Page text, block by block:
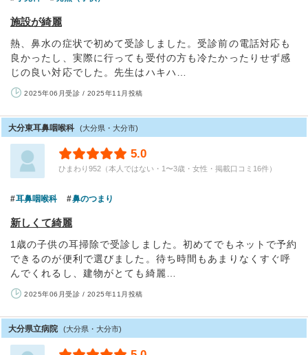
施設が綺麗
熱、鼻水の症状で初めて受診しました。受診前の電話対応も
良かったし、実際に行っても受付の方も冷たかったりせず感
じの良い対応でした。先生はハキハ…
2025年06月受診 / 2025年11月投稿
大分東耳鼻咽喉科 (大分県・大分市)
5.0
ひまわり952（本人ではない・1〜3歳・女性・掲載口コミ16件）
耳鼻咽喉科 鼻のつまり
新しくて綺麗
1歳の子供の耳掃除で受診しました。初めてでもネットで予約
できるのが便利で選びました。待ち時間もあまりなくすぐ呼
んでくれるし、建物がとても綺麗…
2025年06月受診 / 2025年11月投稿
大分県立病院 (大分県・大分市)